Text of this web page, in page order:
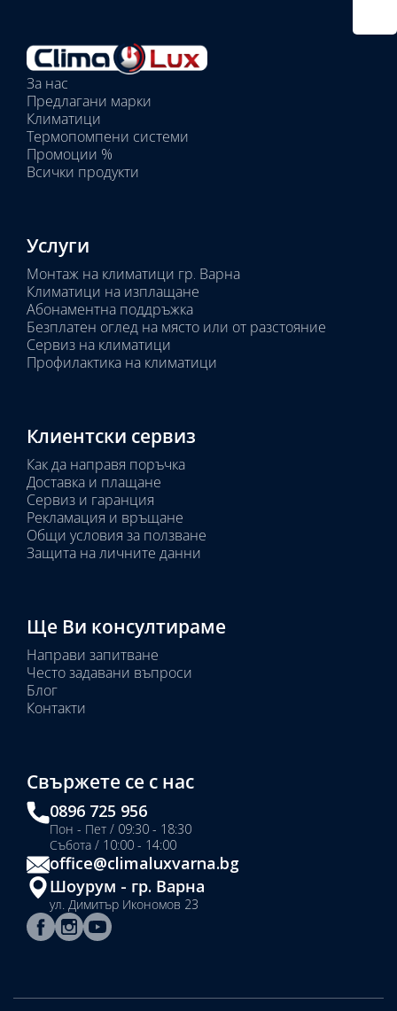
Избрани
вътрешни
тела:
Избрано
тяло:
За нас
Предлагани марки
Климатици
Термопомпени системи
Промоции %
Всички продукти
Услуги
Монтаж на климатици гр. Варна
Климатици на изплащане
Абонаментна поддръжка
Безплатен оглед на място или от разстояние
Сервиз на климатици
Профилактика на климатици
Клиентски сервиз
Как да направя поръчка
Доставка и плащане
Сервиз и гаранция
Рекламация и връщане
Общи условия за ползване
Защита на личните данни
Ще Ви консултираме
Направи запитване
Често задавани въпроси
Блог
Контакти
Свържете се с нас
0896 725 956
Пон - Пет / 09:30 - 18:30
Събота / 10:00 - 14:00
office@climaluxvarna.bg
Шоурум - гр. Варна
ул. Димитър Икономов 23